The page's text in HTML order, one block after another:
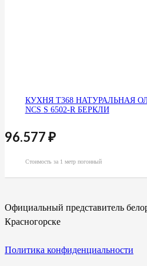
КУХНЯ Т368 НАТУРАЛЬНАЯ
NCS S 6502-R БЕРКЛИ
96.577₽
Стоимость за 1 метр погонный
Официальный представитель
Красногорске
Политика конфиденциальности